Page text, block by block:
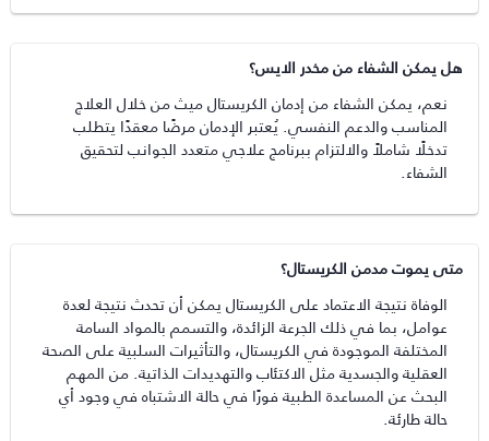
هل يمكن الشفاء من مخدر الايس؟
نعم، يمكن الشفاء من إدمان الكريستال ميث من خلال العلاج
المناسب والدعم النفسي. يُعتبر الإدمان مرضًا معقدًا يتطلب
تدخلًا شاملاً والالتزام ببرنامج علاجي متعدد الجوانب لتحقيق
الشفاء.
متى يموت مدمن الكريستال؟
الوفاة نتيجة الاعتماد على الكريستال يمكن أن تحدث نتيجة لعدة
عوامل، بما في ذلك الجرعة الزائدة، والتسمم بالمواد السامة
المختلفة الموجودة في الكريستال، والتأثيرات السلبية على الصحة
العقلية والجسدية مثل الاكتئاب والتهديدات الذاتية. من المهم
البحث عن المساعدة الطبية فورًا في حالة الاشتباه في وجود أي
حالة طارئة.